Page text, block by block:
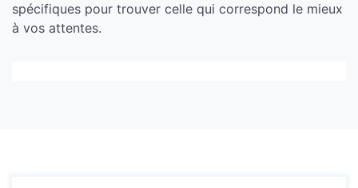
spécifiques pour trouver celle qui correspond le mieux
à vos attentes.